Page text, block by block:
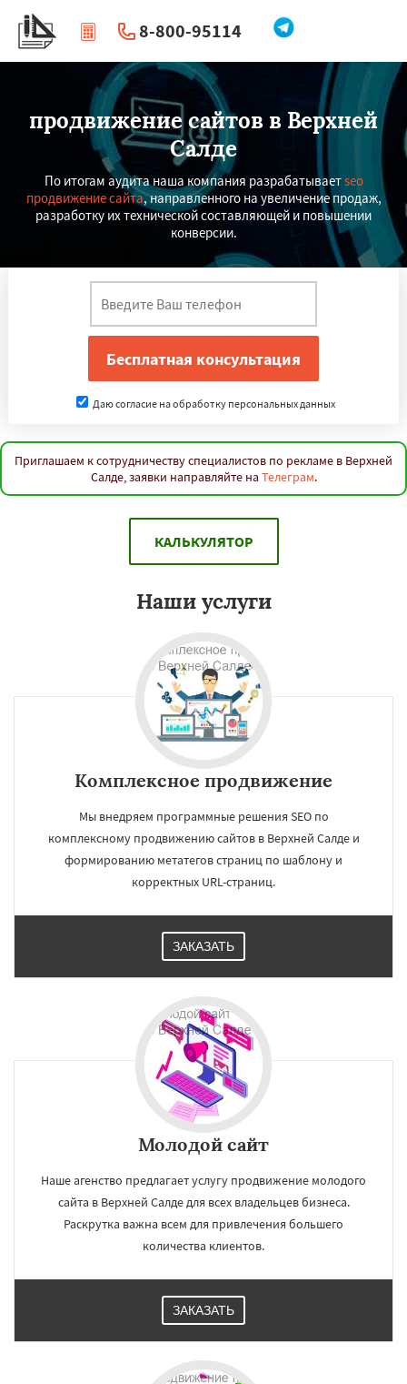
8-800-95114
| Перезвоните мне
продвижение сайтов в Верхней
Салде
По итогам аудита наша компания разрабатываетseo
продвижение сайта, направленного на увеличение продаж,
разработку их технической составляющей и повышении
конверсии.
Даю согласие на обработку персональных данных
Приглашаем к сотрудничеству специалистов по рекламе в Верхней
Салде, заявки направляйте на Телеграм.
КАЛЬКУЛЯТОР
Наши услуги
Комплексное продвижение
Мы внедряем программные решения SEO по
комплексному продвижению сайтов в Верхней Салде и
формированию метатегов страниц по шаблону и
корректных URL-страниц.
ЗАКАЗАТЬ
Молодой сайт
Наше агенство предлагает услугу продвижение молодого
сайта в Верхней Салде для всех владельцев бизнеса.
Раскрутка важна всем для привлечения большего
количества клиентов.
ЗАКАЗАТЬ